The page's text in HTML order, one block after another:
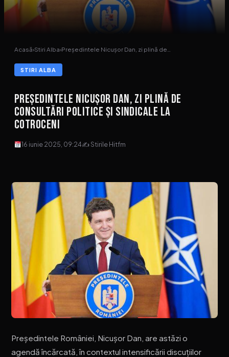
Acasă›Stiri Alba›Președintele Nicușor Dan, zi plină de…
STIRI ALBA
Președintele Nicușor Dan, zi plină de
consultări politice și sindicale la
Cotroceni
16 iunie 2025, 09:24✍ Stirile Hitfm
Președintele României, Nicușor Dan, are astăzi o
agendă încărcată, în contextul intensificării discuțiilor